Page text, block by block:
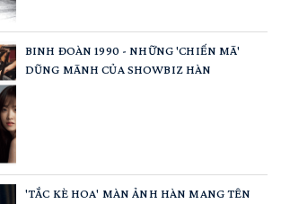
BINH ĐOÀN 1990 - NHỮNG 'CHIẾN MÃ'
DŨNG MÃNH CỦA SHOWBIZ HÀN
'TẮC KÈ HOA' MÀN ẢNH HÀN MANG TÊN